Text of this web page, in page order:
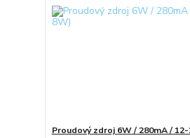
Proudový zdroj 6W / 280mA /